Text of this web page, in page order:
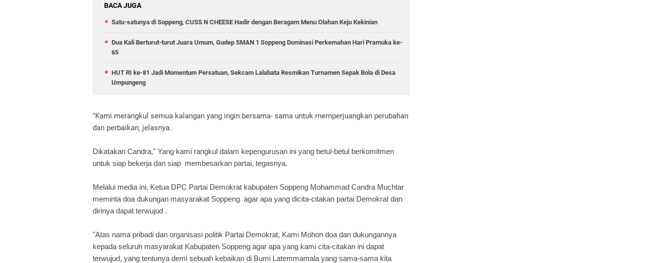
BACA JUGA
Satu-satunya di Soppeng, CUSS N CHEESE Hadir dengan Beragam Menu Olahan Keju Kekinian
Dua Kali Berturut-turut Juara Umum, Gudep SMAN 1 Soppeng Dominasi Perkemahan Hari Pramuka ke-
65
HUT RI ke-81 Jadi Momentum Persatuan, Sekcam Lalabata Resmikan Turnamen Sepak Bola di Desa
Umpungeng
"Kami merangkul semua kalangan yang ingin bersama- sama untuk memperjuangkan perubahan
dan perbaikan, jelasnya.
Dikatakan Candra," Yang kami rangkul dalam kepengurusan ini yang betul-betul berkomitmen
untuk siap bekerja dan siap membesarkan partai, tegasnya.
Melalui media ini, Ketua DPC Partai Demokrat kabupaten Soppeng Mohammad Candra Muchtar
meminta doa dukungan masyarakat Soppeng agar apa yang dicita-citakan partai Demokrat dan
dirinya dapat terwujud .
"Atas nama pribadi dan organisasi politik Partai Demokrat, Kami Mohon doa dan dukungannya
kepada seluruh masyarakat Kabupaten Soppeng agar apa yang kami cita-citakan ini dapat
terwujud, yang tentunya demi sebuah kebaikan di Bumi Latemmamala yang sama-sama kita